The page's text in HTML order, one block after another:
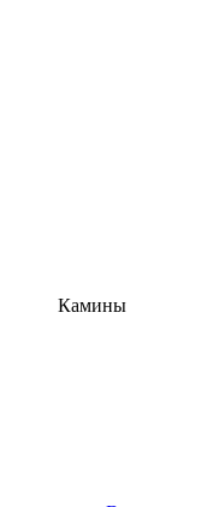
Камины